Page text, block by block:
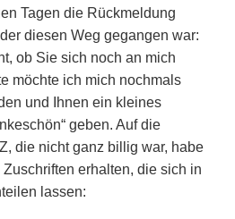
Tagen die Rückmeldung
diesen Weg gegangen war:
ob Sie sich noch an mich
möchte ich mich nochmals
und Ihnen ein kleines
geben. Auf die
die nicht ganz billig war, habe
erhalten, die sich in
lassen: